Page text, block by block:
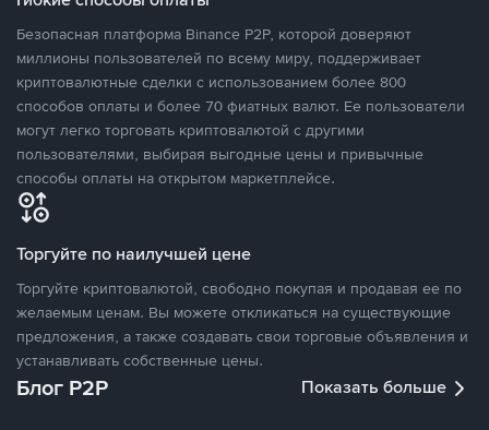
Безопасная платформа Binance P2P, которой доверяют
миллионы пользователей по всему миру, поддерживает
криптовалютные сделки с использованием более 800
способов оплаты и более 70 фиатных валют. Ее пользователи
могут легко торговать криптовалютой с другими
пользователями, выбирая выгодные цены и привычные
способы оплаты на открытом маркетплейсе.
Торгуйте по наилучшей цене
Торгуйте криптовалютой, свободно покупая и продавая ее по
желаемым ценам. Вы можете откликаться на существующие
предложения, а также создавать свои торговые объявления и
устанавливать собственные цены.
Блог P2P Показать больше